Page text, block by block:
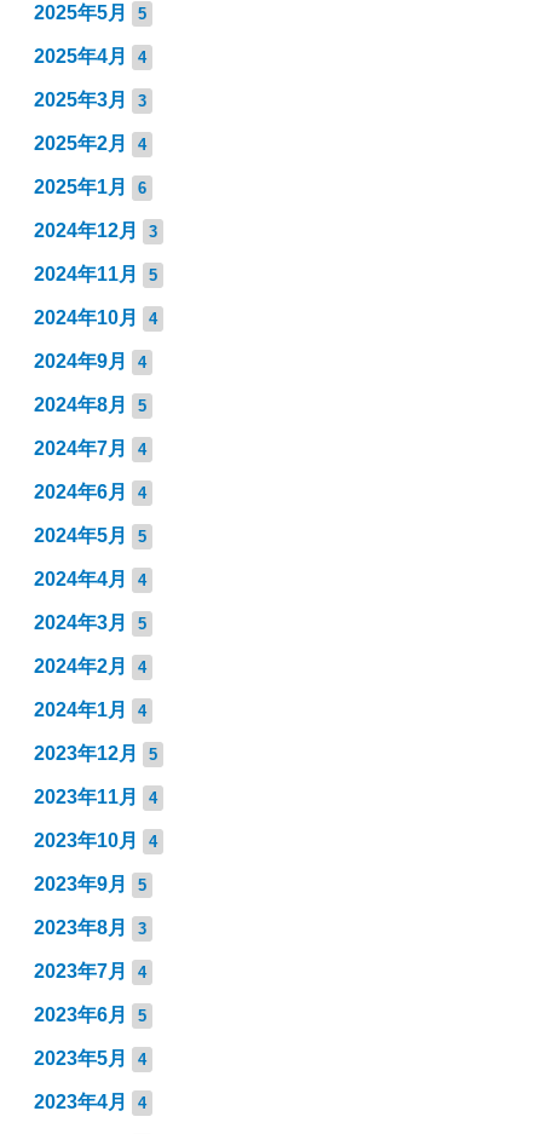
2025年5月 5
2025年4月 4
2025年3月 3
2025年2月 4
2025年1月 6
2024年12月 3
2024年11月 5
2024年10月 4
2024年9月 4
2024年8月 5
2024年7月 4
2024年6月 4
2024年5月 5
2024年4月 4
2024年3月 5
2024年2月 4
2024年1月 4
2023年12月 5
2023年11月 4
2023年10月 4
2023年9月 5
2023年8月 3
2023年7月 4
2023年6月 5
2023年5月 4
2023年4月 4